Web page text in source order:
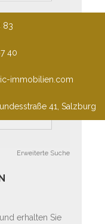
Erweiterte Suche
erhalten Sie
83
40
immobilien.com
41, Salzburg